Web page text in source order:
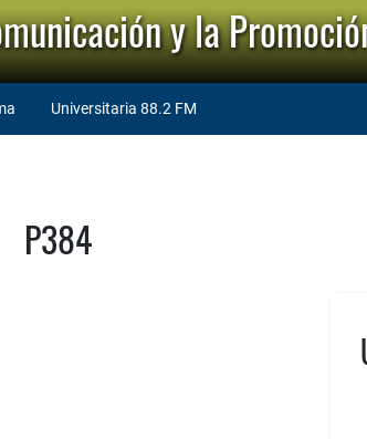
y la
Universitaria 88.2 FM
P384